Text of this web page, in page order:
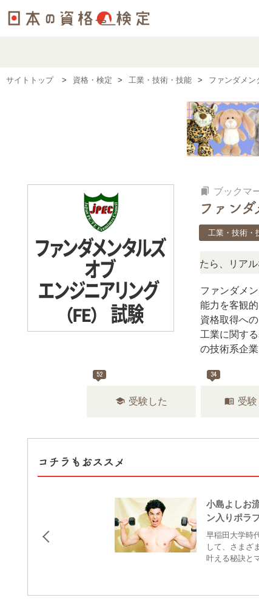
サイトトップ 資格・検定 工業・技術・技能 ファンダメン
bookmarks ブックマ
ファン
工業・技術・
？」「どんな試験？」と疑問に思ったら、リアルな口
ファンダメ
能力を客観
資格取得へ
工業に関す
の技術系企
52
school 受験した
34
menu_book 受
コチラもおススメ
小島よしお
ン入りポラ
早稲田大学時
して、さまざ
叶える秘訣と